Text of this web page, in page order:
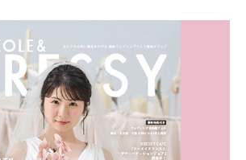
：特典金額・条件・応募方法・注意点 「どこが
お得？」「プラコレの特典は？」といった疑問も
します。 まずは診断で候補を絞れる「ウェディ
ング診断」か、体験型 […]
続きを読む